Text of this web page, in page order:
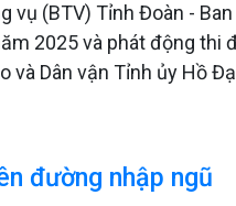
vụ (BTV) Tỉnh Đoàn -
2025 và phát động thi
và Dân vận Tỉnh ủy Hồ
đường nhập ngũ